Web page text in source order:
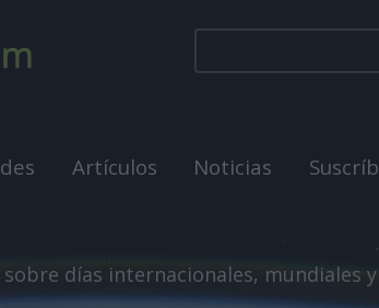
Artículos Noticias
días internacionales, mundiales